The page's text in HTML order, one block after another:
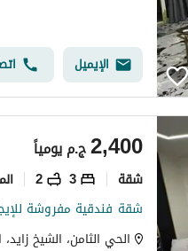
الإيميل
ج.م2,400 يومياً
شقة 3
2
الحي الثامن، الشيخ زايد،